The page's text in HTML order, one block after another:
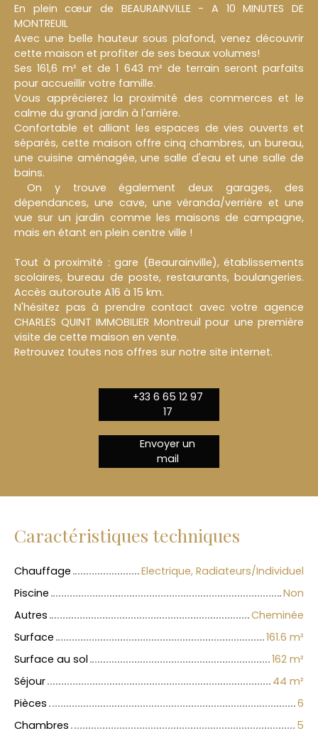
En plein cœur de BEAURAINVILLE - A 10 MINUTES DE
MONTREUIL
Avec une belle hauteur sous plafond, venez découvrir
cette maison et profiter de ses beaux volumes!
Ses 161,6 m² et de 1 643 m² de terrain seront parfaits
pour accueillir votre famille.
Vous apprécierez la proximité des commerces et le
calme du grand jardin à l'arrière.
Confortable et alliant les espaces de vies ouverts et
séparés, cette maison offre cinq chambres, un bureau,
une cuisine aménagée, une salle d'eau et une salle de
bains.
On y trouve également deux garages, des
dépendances, une cave, une véranda/verrière et une
vue sur un jardin comme les maisons de campagne,
mais en étant en plein centre ville !
Tout à proximité : gare (Beaurainville), établissements
scolaires, bureau de poste, restaurants, boulangeries.
Accès autoroute A16 à 15 km.
N'hésitez pas à prendre contact avec votre agence
CHARLES QUINT IMMOBILIER Montreuil pour une première
visite de cette maison en vente.
Retrouvez toutes nos offres sur notre site internet.
+33 6 65 12 97
17
Envoyer un
mail
Caractéristiques techniques
Chauffage
Electrique, Radiateurs/Individuel
Piscine
Non
Autres
Cheminée
Surface
161.6 m²
Surface au sol
162 m²
Séjour
44 m²
Pièces
6
Chambres
5